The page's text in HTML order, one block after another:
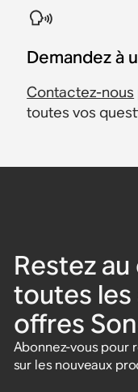
Demandez à
Contactez-nous
toutes vos
Restez
toutes
offres
Abonnez-vous pour
sur les nouveaux